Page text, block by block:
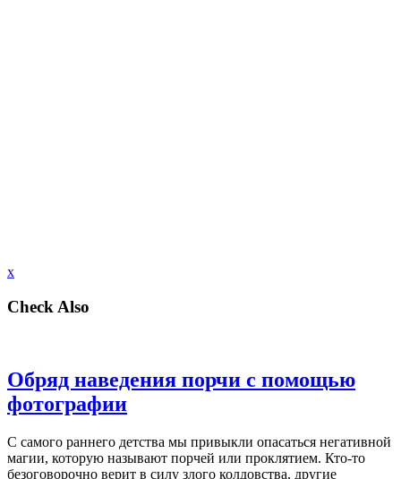
x
Check Also
Обряд наведения порчи с помощью
фотографии
С самого раннего детства мы привыкли опасаться негативной
магии, которую называют порчей или проклятием. Кто-то
безоговорочно верит в силу злого колдовства, другие